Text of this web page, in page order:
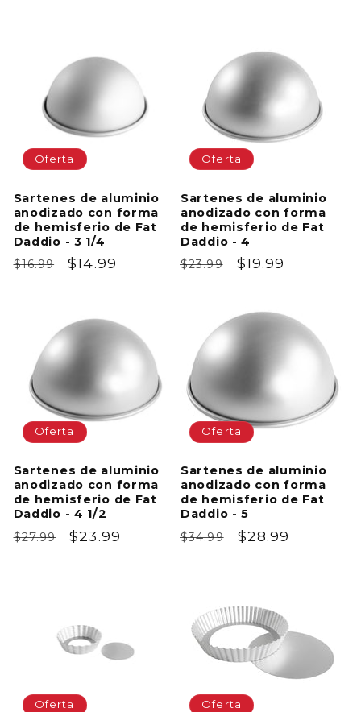
Oferta
Sartenes de aluminio
anodizado con forma
de hemisferio de Fat
Daddio - 3 1/4
Precio
$16.99
Precio
$14.99
Oferta
Sartenes de aluminio
anodizado con forma
de hemisferio de Fat
Daddio - 4
Precio
$23.99
Precio
$19.99
Oferta
Sartenes de aluminio
anodizado con forma
de hemisferio de Fat
Daddio - 4 1/2
Precio
$27.99
Precio
$23.99
Oferta
Sartenes de aluminio
anodizado con forma
de hemisferio de Fat
Daddio - 5
Precio
$34.99
Precio
$28.99
Oferta Oferta